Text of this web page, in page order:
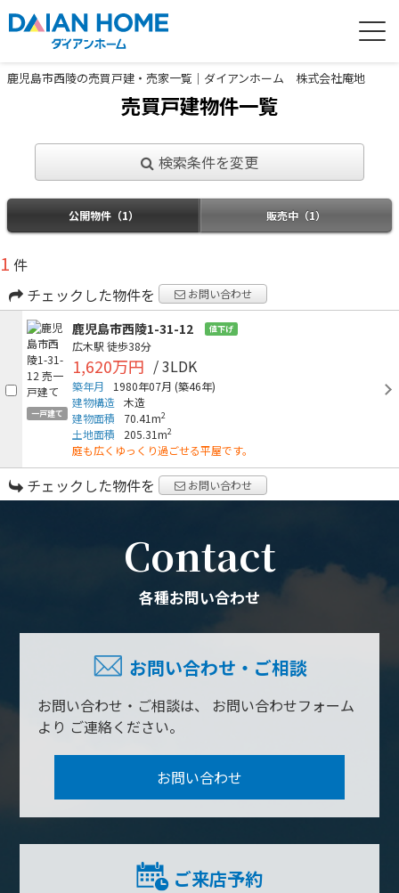
鹿児島市西陵の売買戸建・売家一覧｜ダイアンホーム 株式会社庵地
売買戸建物件一覧
検索条件を変更
公開物件（1） 販売中（1）
1 件
チェックした物件を
お問い合わせ
一戸建て
鹿児島市西陵1-31-12 値下げ
広木駅 徒歩38分
1,620万円 / 3LDK
築年月 1980年07月 (築46年)
建物構造 木造
建物面積
70.41m2
土地面積 205.31m2
庭も広くゆっくり過ごせる平屋です。
チェックした物件を お問い合わせ
Contact
各種お問い合わせ
お問い合わせ・ご相談
お問い合わせ・ご相談は、
お問い合わせフォーム
より ご連絡ください。
お問い合わせ
ご来店予約